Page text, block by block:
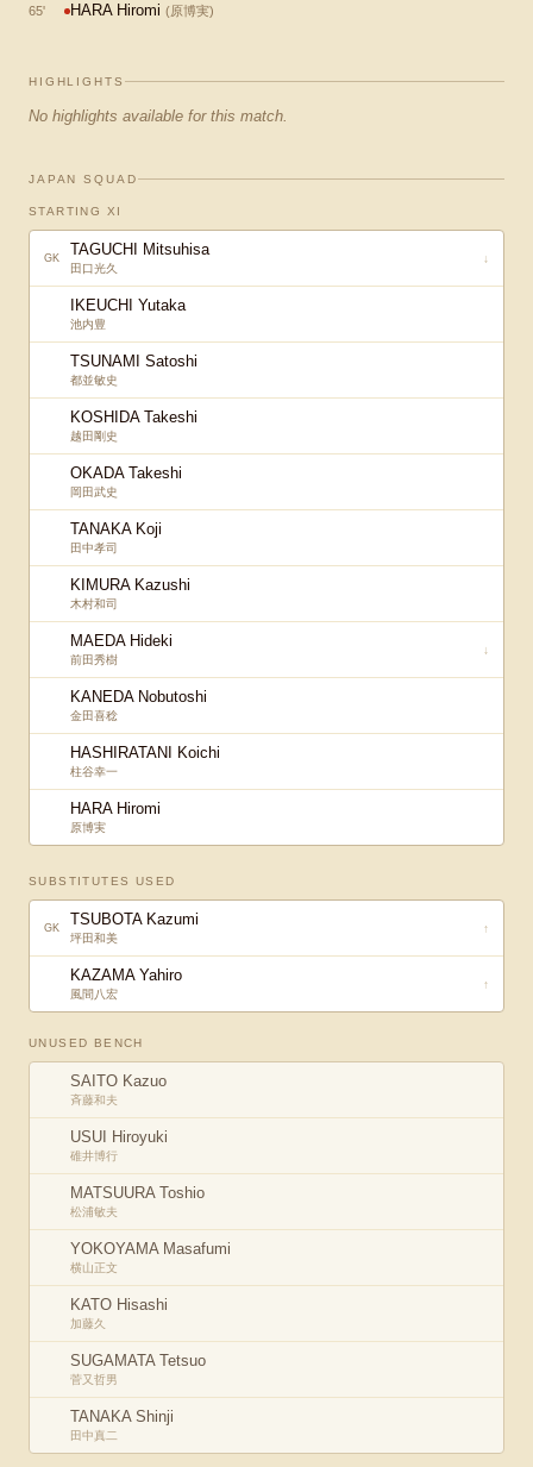
65' HARA Hiromi (原博実)
HIGHLIGHTS
No highlights available for this match.
JAPAN SQUAD
STARTING XI
GK TAGUCHI Mitsuhisa
田口光久
↓
IKEUCHI Yutaka
池内豊
TSUNAMI Satoshi
都並敏史
KOSHIDA Takeshi
越田剛史
OKADA Takeshi
岡田武史
TANAKA Koji
田中孝司
KIMURA Kazushi
木村和司
MAEDA Hideki
前田秀樹
↓
KANEDA Nobutoshi
金田喜稔
HASHIRATANI Koichi
柱谷幸一
HARA Hiromi
原博実
SUBSTITUTES USED
GK TSUBOTA Kazumi
坪田和美
↑
KAZAMA Yahiro
風間八宏
↑
UNUSED BENCH
SAITO Kazuo
斉藤和夫
USUI Hiroyuki
碓井博行
MATSUURA Toshio
松浦敏夫
YOKOYAMA Masafumi
横山正文
KATO Hisashi
加藤久
SUGAMATA Tetsuo
菅又哲男
TANAKA Shinji
田中真二